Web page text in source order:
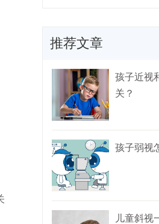
推荐文章
孩子近视
关？
孩子弱视
儿童斜视